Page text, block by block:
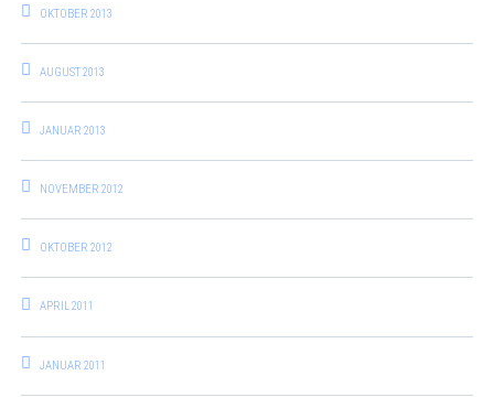
OKTOBER 2013
AUGUST 2013
JANUAR 2013
NOVEMBER 2012
OKTOBER 2012
APRIL 2011
JANUAR 2011